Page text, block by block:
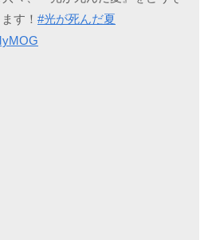
す！ #光が死んだ夏